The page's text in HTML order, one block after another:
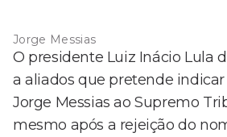
Jorge Messias
O presidente Luiz Inácio Lula
a aliados que pretende
Jorge Messias ao Supremo
mesmo após a rejeição do